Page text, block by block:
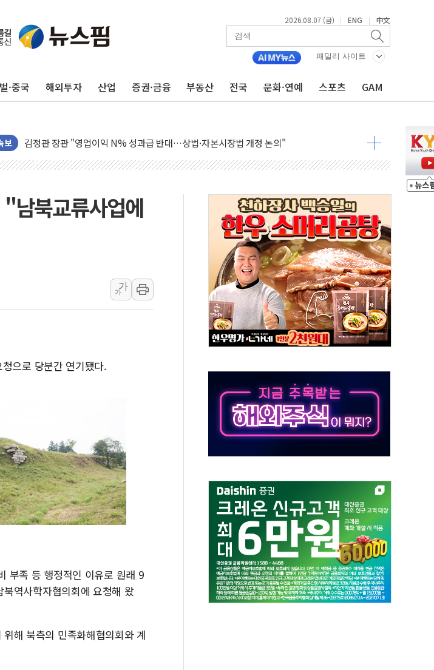
2026.08.07 (금) | ENG | 中文
패밀리 사이트
·중국 해외투자 산업 증권·금융 부동산 전국 문화·연예 스포츠 GAM
보
구광모, 내주 실리콘밸리서 젠슨 황 재회…로봇·AI 데이터센터·모빌리티 구체화
뉴욕증시 프리뷰, 미 주가선물 AI주 차익실현 속 혼조세...웨스턴디지털·샌디스크↓
청와대, 북한 단거리 탄도미사일 발사에 긴급 안보 점검회의
[인도증시] 중동 긴장 완화에 실적 호조까지, 상승...호실적 보고 기업 상승세 뚜렷
러, 1인칭시점 드론으로 우크라 민간인 '사파리' 공격… 시민들 공포감 극대화 전략
[베트남 증시] 지수 하락 속 'DGC' 임시 주총 기대감에 홀로 상한가…마진 잔액은 사상 최고
'월가의 황제' 다이먼 "금융시장 레버리지 위험수위…숨은 차입이 더 큰 변수"
양주 섬유염색공장서 화재 1명 중상…대응 1단계 진압 중
김정관 산업부 장관 "주 52시간 손봐야, 경쟁상대 中과 비교해야"
해군 1함대 창설 80주년…지역과 함께하는 '선봉'의 대민 봉사
[3보] 북, 원산서 동해로 단거리 탄도미사일 1발 발사… 올해 10번째·42일 만 도발
우크라 드론 전술, 중남미 콜롬비아에 새 안보 위기… 반군·마약카르텔이 습득해 전투 활용
동해해경, 독도 해상서 부유물 감긴 어선 구조
구미 폐염산처리업체서 불 2시간30여분만에 진화...외국인 노동자 숨져
강원도 폭염특보 11일째…온열질환·가축 피해 최소화 '총력 대응'
남북교류사업에
가
가
으로 당분간 연기됐다.
부족 등 행정적인 이유로 원래 9
역사학자협의회에 요청해 왔
해 북측의 민족화해협의회와 계